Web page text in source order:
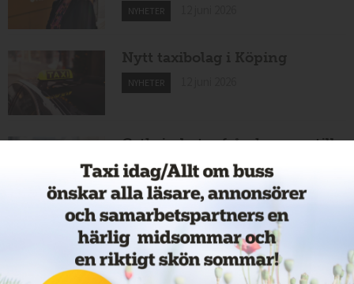
NYHETER
Nytt taxibolag i Köping
NYHETER
Cathrin byter från hamnar till
NYHETER 11 juni 2026
Nytt taxiföretag i Sigtuna
NYHETER 11 juni 2026